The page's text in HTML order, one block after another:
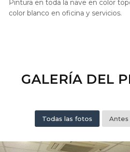
Pintura en toda la nave en color
color blanco en oficina y servicios.
GALERÍA DEL
Todas las fotos Antes